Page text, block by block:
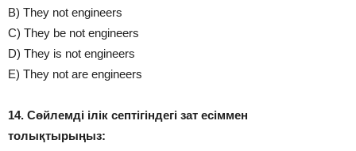
B) They not engineers
C) They be not engineers
D) They is not engineers
E) They not are engineers
14. Сөйлемді ілік септігіндегі зат есіммен
толықтырыңыз: